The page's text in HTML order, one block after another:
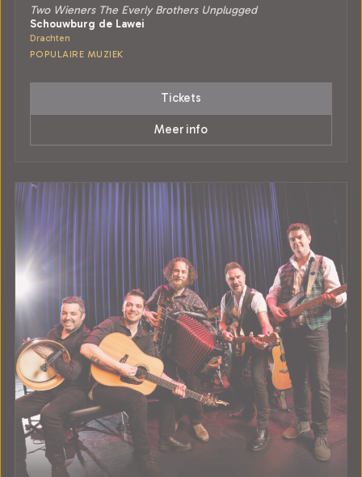
Two Wieners The Everly Brothers Unplugged
Schouwburg de Lawei
Drachten
POPULAIRE MUZIEK
Tickets
Meer info